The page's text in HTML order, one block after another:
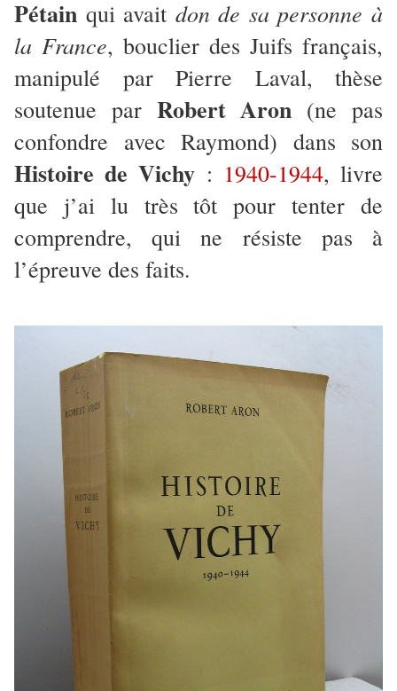
Pétain qui avait don de sa personne à
la France, bouclier des Juifs français,
manipulé par Pierre Laval, thèse
soutenue par Robert Aron (ne pas
confondre avec Raymond) dans son
Histoire de Vichy : 1940-1944, livre
que j’ai lu très tôt pour tenter de
comprendre, qui ne résiste pas à
l’épreuve des faits.